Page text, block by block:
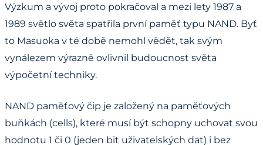
Výzkum a vývoj proto pokračoval a mezi lety 1987 a
1989 světlo světa spatřila první paměť typu NAND. Byť
to Masuoka v té době nemohl vědět, tak svým
vynálezem výrazně ovlivnil budoucnost světa
výpočetní techniky.
NAND paměťový čip je založený na paměťových
buňkách (cells), které musí být schopny uchovat svou
hodnotu 1 či 0 (jeden bit uživatelských dat) i bez